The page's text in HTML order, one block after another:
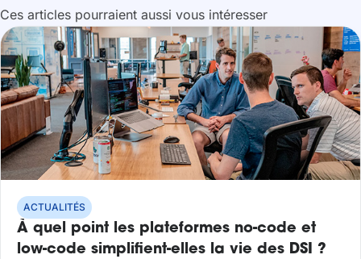
Ces articles pourraient aussi vous intéresser
ACTUALITÉS
À quel point les plateformes no-code et
low-code simplifient-elles la vie des DSI ?